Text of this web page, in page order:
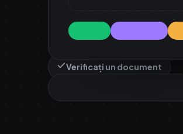
Verificați un document